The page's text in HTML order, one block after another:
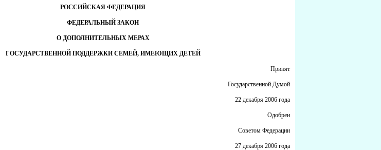
РОССИЙСКАЯ ФЕДЕРАЦИЯ
ФЕДЕРАЛЬНЫЙ ЗАКОН
О ДОПОЛНИТЕЛЬНЫХ МЕРАХ
ГОСУДАРСТВЕННОЙ ПОДДЕРЖКИ СЕМЕЙ, ИМЕЮЩИХ ДЕТЕЙ
Принят
Государственной Думой
22 декабря 2006 года
Одобрен
Советом Федерации
27 декабря 2006 года